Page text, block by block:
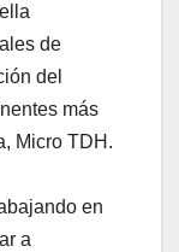
de
del
más
Micro TDH.
en
a